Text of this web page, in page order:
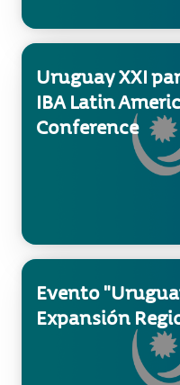
Uruguay XXI
IBA Latin
Conference
Evento
Expansión